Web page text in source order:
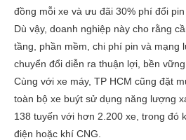
đồng mỗi xe và ưu đãi 30% phí đổi
Dù vậy, doanh nghiệp này cho rằng
tầng, phần mềm, chi phí pin và mạng
chuyển đổi diễn ra thuận lợi, bền vững.
Cùng với xe máy, TP HCM cũng đặt
toàn bộ xe buýt sử dụng năng lượng
138 tuyến với hơn 2.200 xe, trong đó
điện hoặc khí CNG.